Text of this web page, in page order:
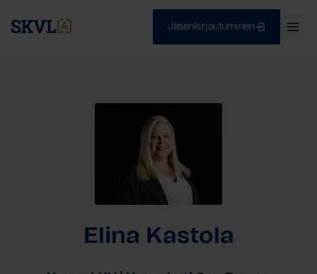
Jäsenkirjautuminen
Elina Kastola